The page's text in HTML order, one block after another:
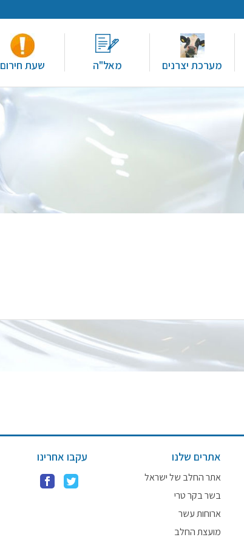
מערכת יצרנים מאל"ה שעת חירום
אתרים שלנו
אתר החלב של ישראל
בשר בקר טרי
ארוחות עשר
מועצת החלב
עקבו אחרינו